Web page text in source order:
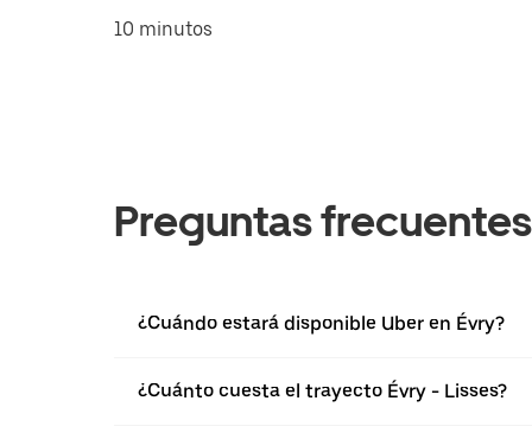
10 minutos
Preguntas frecuentes
¿Cuándo estará disponible Uber en Évry?
¿Cuánto cuesta el trayecto Évry - Lisses?